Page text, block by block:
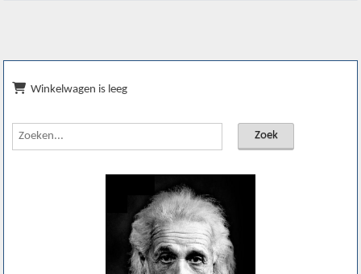
Winkelwagen is leeg